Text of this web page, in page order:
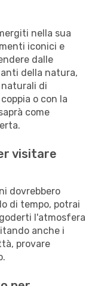
nella sua
iconici e
dalle
della natura,
naturali di
o con la
come
visitare
dovrebbero
di tempo, potrai
l'atmosfera
anche i
provare